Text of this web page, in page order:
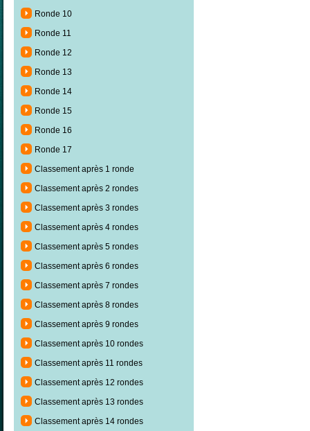
Ronde 10
Ronde 11
Ronde 12
Ronde 13
Ronde 14
Ronde 15
Ronde 16
Ronde 17
Classement après 1 ronde
Classement après 2 rondes
Classement après 3 rondes
Classement après 4 rondes
Classement après 5 rondes
Classement après 6 rondes
Classement après 7 rondes
Classement après 8 rondes
Classement après 9 rondes
Classement après 10 rondes
Classement après 11 rondes
Classement après 12 rondes
Classement après 13 rondes
Classement après 14 rondes